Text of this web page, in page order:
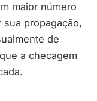
maior número
propagação,
de
a checagem